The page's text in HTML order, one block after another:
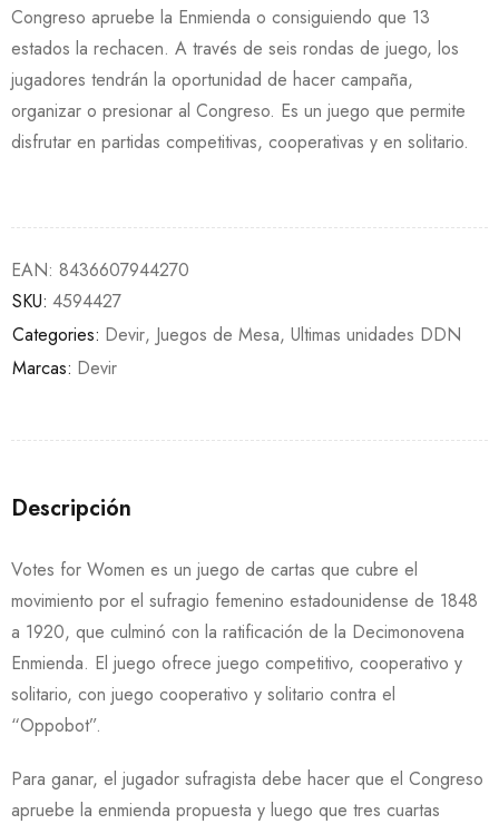
Congreso apruebe la Enmienda o consiguiendo que 13
estados la rechacen. A través de seis rondas de juego, los
jugadores tendrán la oportunidad de hacer campaña,
organizar o presionar al Congreso. Es un juego que permite
disfrutar en partidas competitivas, cooperativas y en solitario.
EAN: 8436607944270
SKU: 4594427
Categories: Devir, Juegos de Mesa, Ultimas unidades DDN
Marcas: Devir
Descripción
Votes for Women es un juego de cartas que cubre el
movimiento por el sufragio femenino estadounidense de 1848
a 1920, que culminó con la ratificación de la Decimonovena
Enmienda. El juego ofrece juego competitivo, cooperativo y
solitario, con juego cooperativo y solitario contra el
“Oppobot”.
Para ganar, el jugador sufragista debe hacer que el Congreso
apruebe la enmienda propuesta y luego que tres cuartas